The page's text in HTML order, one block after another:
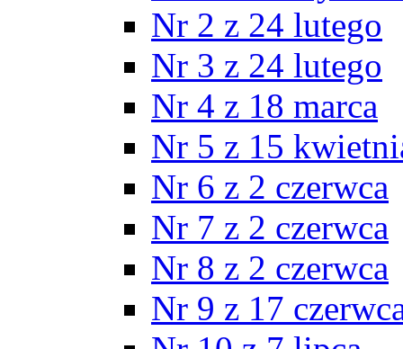
Nr 2 z 24 lutego
Nr 3 z 24 lutego
Nr 4 z 18 marca
Nr 5 z 15
Nr 6 z 2 czerwca
Nr 7 z 2 czerwca
Nr 8 z 2 czerwca
Nr 9 z 17